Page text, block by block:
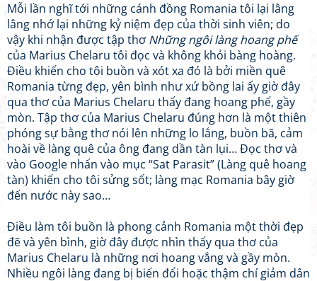
Mỗi lần nghĩ tới những cánh đồng Romania tôi lại lâng
lâng nhớ lại những kỷ niệm đẹp của thời sinh viên; do
vậy khi nhận được tập thơ Những ngôi làng hoang phế
của Marius Chelaru tôi đọc và không khỏi bàng hoàng.
Điều khiến cho tôi buồn và xót xa đó là bởi miền quê
Romania từng đẹp, yên bình như xứ bồng lai ấy giờ đây
qua thơ của Marius Chelaru thấy đang hoang phế, gầy
mòn. Tập thơ của Marius Chelaru đúng hơn là một thiên
phóng sự bằng thơ nói lên những lo lắng, buồn bã, cảm
hoài về làng quê của ông đang dần tàn lụi… Đọc thơ và
vào Google nhấn vào mục “Sat Parasit” (Làng quê hoang
tàn) khiến cho tôi sửng sốt; làng mạc Romania bây giờ
đến nước này sao…
Điều làm tôi buồn là phong cảnh Romania một thời đẹp
đẽ và yên bình, giờ đây được nhìn thấy qua thơ của
Marius Chelaru là những nơi hoang vắng và gầy mòn.
Nhiều ngôi làng đang bị biến đổi hoặc thậm chí giảm dân